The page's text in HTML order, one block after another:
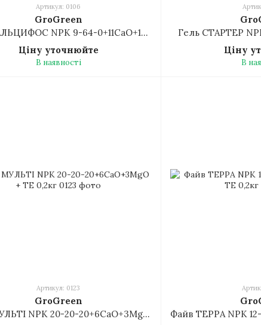
Артикул: 0106
GroGreen
Гель КАЛЬЦИФОС NPK 9-64-0+11CaO+1MgO + TE 0,2кг
Ціну уточнюйте
В наявності
Гель СТАРТЕР
Ціну
В
Артикул: 0123
GroGreen
Файв МУЛЬТІ NPK 20-20-20+6CaO+3MgO + TE 0,2кг